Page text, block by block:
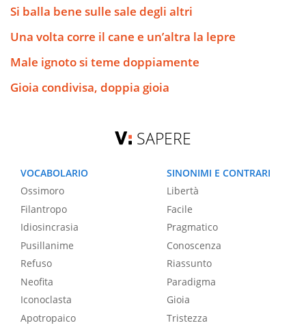
Si balla bene sulle sale degli altri
Una volta corre il cane e un’altra la lepre
Male ignoto si teme doppiamente
Gioia condivisa, doppia gioia
SAPERE
VOCABOLARIO
Ossimoro
Filantropo
Idiosincrasia
Pusillanime
Refuso
Neofita
Iconoclasta
Apotropaico
SINONIMI E CONTRARI
Libertà
Facile
Pragmatico
Conoscenza
Riassunto
Paradigma
Gioia
Tristezza